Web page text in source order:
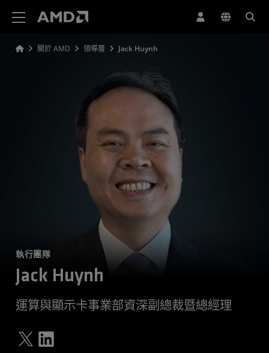
關於 AMD 領導層 Jack Huynh
執行團隊
Jack Huynh
運算與顯示卡事業部資深副總裁暨總經理